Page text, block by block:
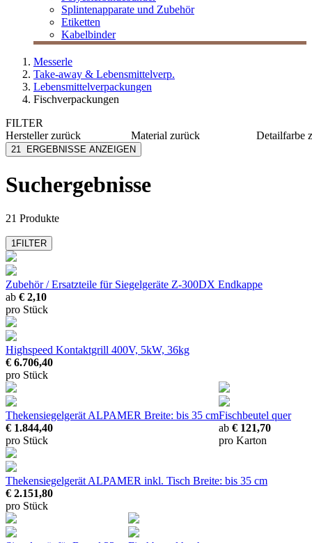
Splintenapparate und Zubehör
Etiketten
Kabelbinder
Messerle
Take-away & Lebensmittelverp.
Lebensmittelverpackungen
Fischverpackungen
FILTER
Herstellerzurück
Cool and Fresh
MESSERLE
Papiers-Paviot
Material zurück
Kraft/PE
Detailfarbe
21 ERGEBNISSE ANZEIGEN
Suchergebnisse
21 Produkte
1FILTER
Zubehör / Ersatzteile für Siegelgeräte Z-300DX Endkappe
ab € 2,10
pro Stück
Highspeed Kontaktgrill 400V, 5kW, 36kg
€ 6.706,40
pro Stück
Thekensiegelgerät ALPAMER Breite: bis 35 cm
€ 1.844,40
pro Stück
Fischbeutel quer
ab € 121,70
pro Karton
Thekensiegelgerät ALPAMER inkl. Tisch Breite: bis 35 cm
€ 2.151,80
pro Stück